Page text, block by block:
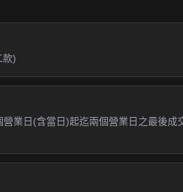
款)
業日(含當日)起迄兩個營業日之最後